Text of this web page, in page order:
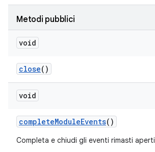
Metodi pubblici
void
close()
void
completeModuleEvents()
Completa e chiudi gli eventi rimasti aperti